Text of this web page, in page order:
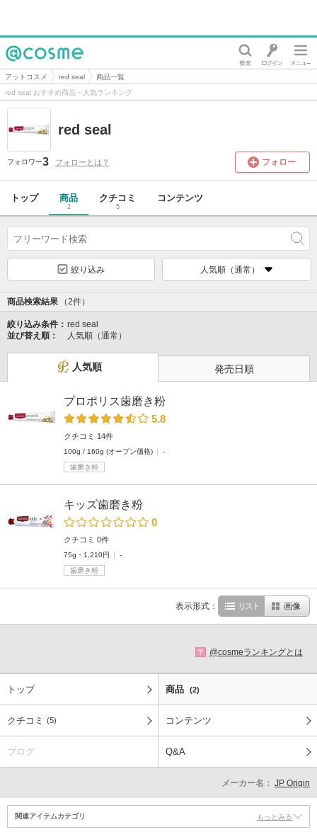
@cosme
アットコスメ red seal
商品一覧
red seal おすすめ商品・人気ランキング
red seal
フォロワー3 フォローとは？ フォロー
トップ 商品
2
クチコミ
5
コンテンツ
絞り込み 人気順（通常）
商品検索結果 （2件）
絞り込み条件： red seal
並び替え順：
人気順（通常）
人気順 発売日順
プロポリス歯磨き粉
5.8
クチコミ 14件
100g / 160g (オープン価格)
-
歯磨き粉
キッズ歯磨き粉
0
クチコミ 0件
75g・1,210円
-
歯磨き粉
表示形式： リスト 画像
? @cosmeランキングとは
トップ 商品 (2)
クチコミ (5) コンテンツ
ブログ Q&A
メーカー名： JP Origin
関連アイテムカテゴリ もっとみる